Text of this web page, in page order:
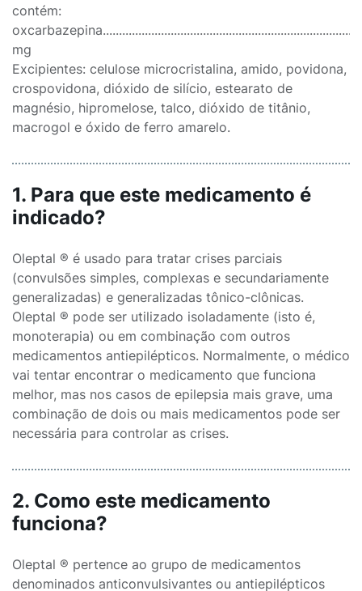
contém:
mg
Excipientes: celulose microcristalina, amido, povidona,
crospovidona, dióxido de silício, estearato de
magnésio, hipromelose, talco, dióxido de titânio,
macrogol e óxido de ferro amarelo.
1. Para que este medicamento é
indicado?
Oleptal ® é usado para tratar crises parciais
(convulsões simples, complexas e secundariamente
generalizadas) e generalizadas tônico-clônicas.
Oleptal ® pode ser utilizado isoladamente (isto é,
monoterapia) ou em combinação com outros
medicamentos antiepilépticos. Normalmente, o médico
vai tentar encontrar o medicamento que funciona
melhor, mas nos casos de epilepsia mais grave, uma
combinação de dois ou mais medicamentos pode ser
necessária para controlar as crises.
2. Como este medicamento
funciona?
Oleptal ® pertence ao grupo de medicamentos
denominados anticonvulsivantes ou antiepilépticos